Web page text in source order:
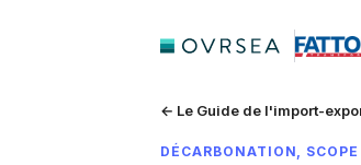
← Le Guide de l'import-
DÉCARBONATION,